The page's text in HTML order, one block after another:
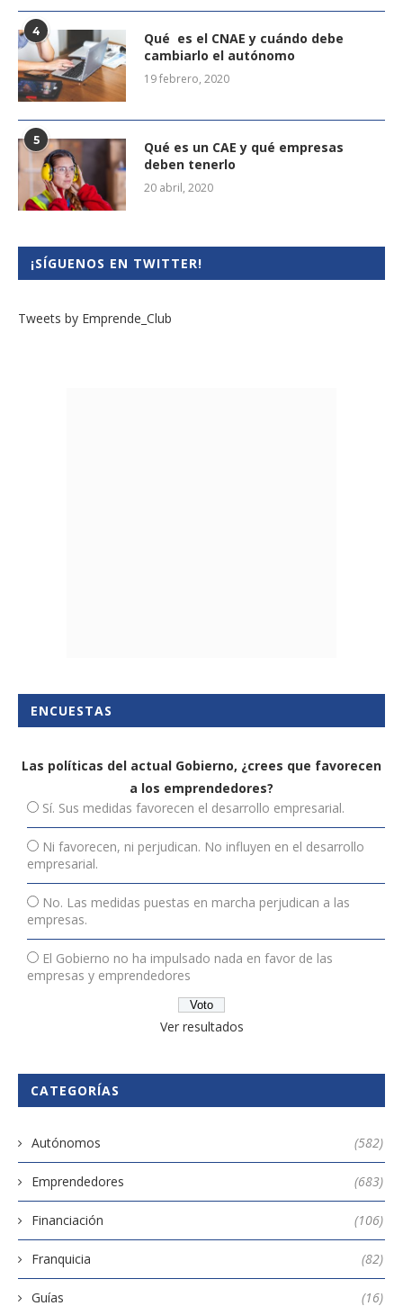
4
Qué es el CNAE y cuándo debe
cambiarlo el autónomo
19 febrero, 2020
5
Qué es un CAE y qué empresas
deben tenerlo
20 abril, 2020
¡SÍGUENOS EN TWITTER!
Tweets by Emprende_Club
ENCUESTAS
Las políticas del actual Gobierno, ¿crees que favorecen
a los emprendedores?
Sí. Sus medidas favorecen el desarrollo empresarial.
Ni favorecen, ni perjudican. No influyen en el desarrollo
empresarial.
No. Las medidas puestas en marcha perjudican a las
empresas.
El Gobierno no ha impulsado nada en favor de las
empresas y emprendedores
Ver resultados
CATEGORÍAS
Autónomos (582)
Emprendedores (683)
Financiación (106)
Franquicia (82)
Guías (16)